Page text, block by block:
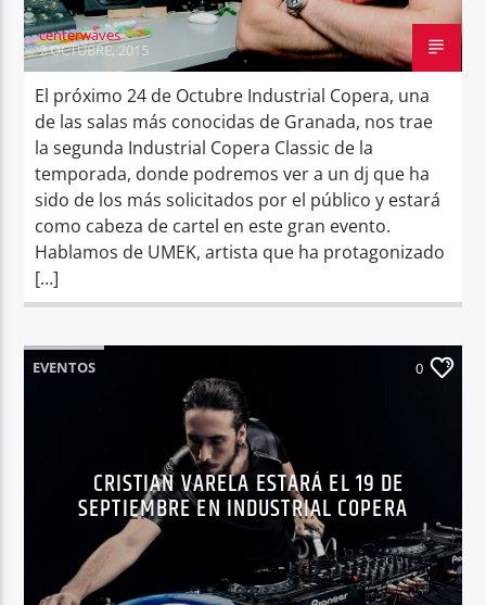
centerwaves
2 OCTUBRE, 2015
El próximo 24 de Octubre Industrial Copera, una
de las salas más conocidas de Granada, nos trae
la segunda Industrial Copera Classic de la
temporada, donde podremos ver a un dj que ha
sido de los más solicitados por el público y estará
como cabeza de cartel en este gran evento.
Hablamos de UMEK, artista que ha protagonizado
[…]
EVENTOS 0
CRISTIAN VARELA ESTARÁ EL 19 DE
SEPTIEMBRE EN INDUSTRIAL COPERA